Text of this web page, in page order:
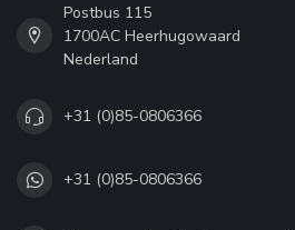
Postbus 115
1700AC Heerhugowaard
Nederland
+31 (0)85-0806366
+31 (0)85-0806366